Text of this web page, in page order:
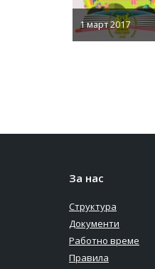
1 март 2017
За нас
Структура
Документи
Работно време
Правила